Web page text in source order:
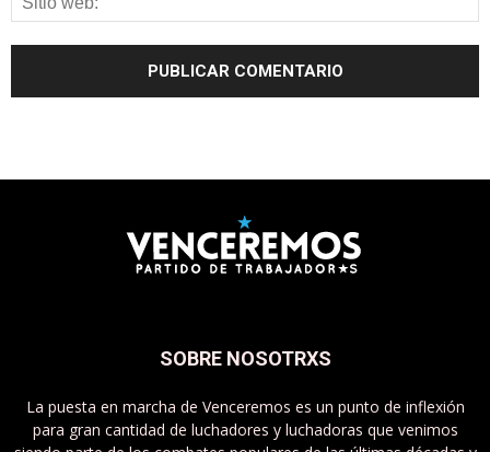
SOBRE NOSOTRXS
La puesta en marcha de Venceremos es un punto de inflexión
para gran cantidad de luchadores y luchadoras que venimos